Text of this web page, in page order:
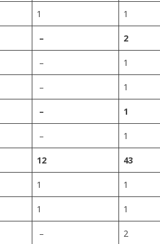
1 1
– 2
– 1
– 1
– 1
– 1
12 43
1 1
1 1
– 2